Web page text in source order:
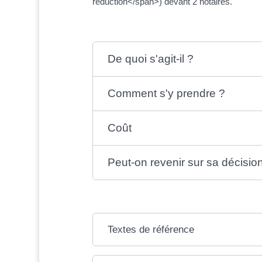
De quoi s'agit-il ?
Comment s'y prendre ?
Coût
Peut-on revenir sur sa
Textes de référence